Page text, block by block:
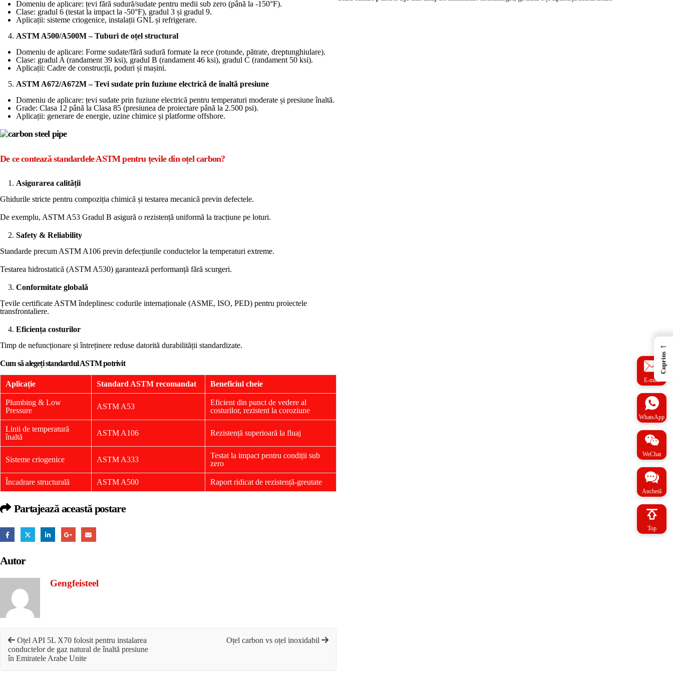
Domeniu de aplicare: țevi fără sudură/sudate pentru medii sub zero (până la -150°F).
Clase: gradul 6 (testat la impact la -50°F), gradul 3 și gradul 9.
Aplicații: sisteme criogenice, instalații GNL și refrigerare.
ASTM A500/A500M – Tuburi de oțel structural
Domeniu de aplicare: Forme sudate/fără sudură formate la rece (rotunde, pătrate, dreptunghiulare).
Clase: gradul A (randament 39 ksi), gradul B (randament 46 ksi), gradul C (randament 50 ksi).
Aplicații: Cadre de construcții, poduri și mașini.
ASTM A672/A672M – Tevi sudate prin fuziune electrică de înaltă presiune
Domeniu de aplicare: țevi sudate prin fuziune electrică pentru temperaturi moderate și presiune înaltă.
Grade: Clasa 12 până la Clasa 85 (presiunea de proiectare până la 2.500 psi).
Aplicații: generare de energie, uzine chimice și platforme offshore.
De ce contează standardele ASTM pentru țevile din oțel carbon?
Asigurarea calității
Ghidurile stricte pentru compoziția chimică și testarea mecanică previn defectele.
De exemplu, ASTM A53 Gradul B asigură o rezistență uniformă la tracțiune pe loturi.
Safety & Reliability
Standarde precum ASTM A106 previn defecțiunile conductelor la temperaturi extreme.
Testarea hidrostatică (ASTM A530) garantează performanță fără scurgeri.
Conformitate globală
Țevile certificate ASTM îndeplinesc codurile internaționale (ASME, ISO, PED) pentru proiectele
transfrontaliere.
Eficiența costurilor
Timp de nefuncționare și întreținere reduse datorită durabilității standardizate.
Cum să alegeți standardul ASTM potrivit
Aplicație Standard ASTM recomandat Beneficiul cheie
Plumbing & Low
Pressure
ASTM A53
Eficient din punct de vedere al
costurilor, rezistent la coroziune
Linii de temperatură
înaltă
ASTM A106 Rezistență superioară la fluaj
Sisteme criogenice ASTM A333
Testat la impact pentru condiții sub
zero
Încadrare structurală ASTM A500 Raport ridicat de rezistență-greutate
Partajează această postare
Autor
Gengfeisteel
Oțel API 5L X70 folosit pentru instalarea
conductelor de gaz natural de înaltă presiune
în Emiratele Arabe Unite
Oțel carbon vs oțel inoxidabil
E-mail
WhatsApp
WeChat
Anchetă
Top
←
Cuprins